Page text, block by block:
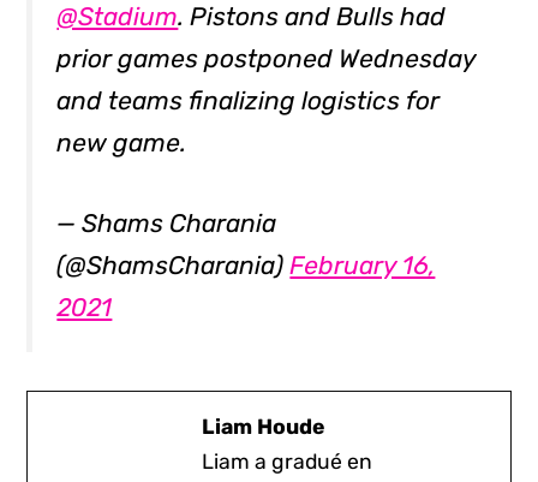
@Stadium. Pistons and Bulls had
prior games postponed Wednesday
and teams finalizing logistics for
new game.
— Shams Charania
(@ShamsCharania)February 16,
2021
Liam Houde
Liam a gradué en